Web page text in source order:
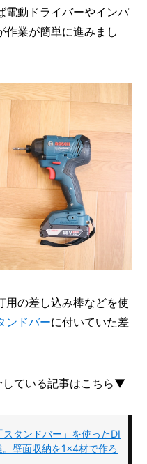
電動ドライバーやインパ
作業が簡単に進みまし
用の差し込み棒などを使
ンドバーに付いていた差
している記事はこちら▼
スタンドバー」を使ったDI
壁面収納を1×4材で作ろ